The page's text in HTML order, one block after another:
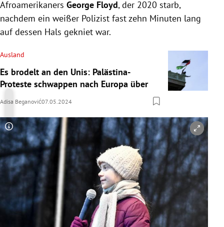
Afroamerikaners George Floyd, der 2020 starb,
nachdem ein weißer Polizist fast zehn Minuten lang
auf dessen Hals gekniet war.
Ausland
Es brodelt an den Unis: Palästina-
Proteste schwappen nach Europa über
Adisa Beganović07.05.2024
Copyright-Hinweis öffnen/schließen